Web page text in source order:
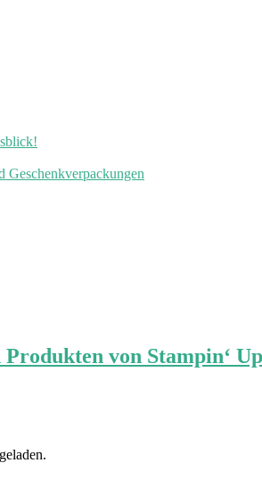
Geschenkverpackungen
von Stampin‘